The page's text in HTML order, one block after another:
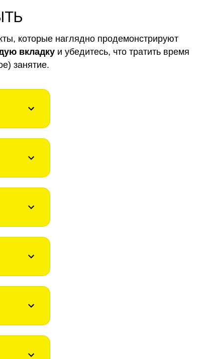
которые наглядно продемонстрируют
вкладку и убедитесь, что тратить время
занятие.